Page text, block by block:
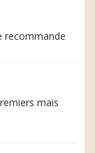
recommande
mais